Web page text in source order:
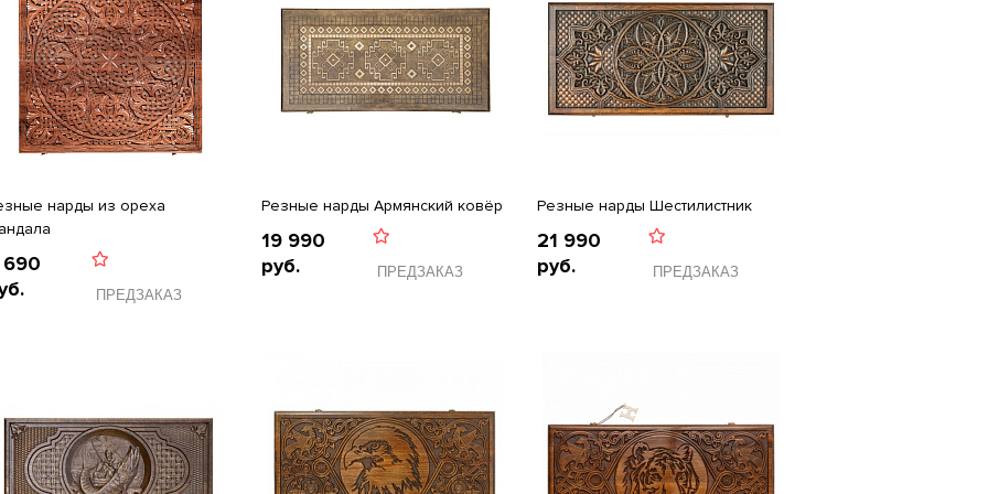
нарды из ореха
690
ПРЕДЗАКАЗ
Резные нарды Армянский ковёр
19 990
руб.
ПРЕДЗАКАЗ
Резные нарды Шестилистник
21 990
руб.
ПРЕДЗАКАЗ